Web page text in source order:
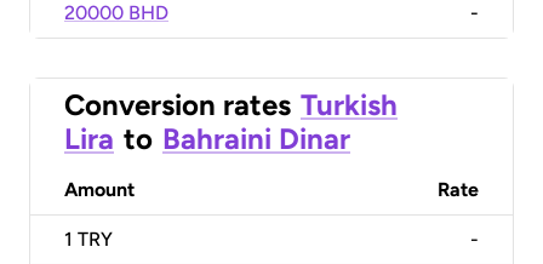
20000 BHD -
Conversion rates Turkish
Lira to Bahraini Dinar
Amount Rate
1 TRY -